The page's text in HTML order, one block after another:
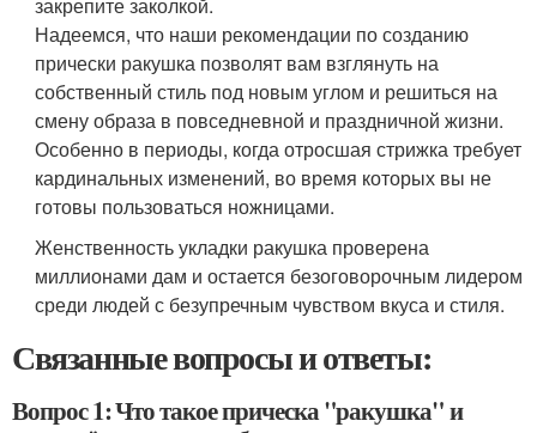
Надеемся, что наши рекомендации по созданию
прически ракушка позволят вам взглянуть на
собственный стиль под новым углом и решиться на
смену образа в повседневной и праздничной жизни.
Особенно в периоды, когда отросшая стрижка требует
кардинальных изменений, во время которых вы не
готовы пользоваться ножницами.
Женственность укладки ракушка проверена
миллионами дам и остается безоговорочным лидером
среди людей с безупречным чувством вкуса и стиля.
Связанные вопросы и ответы:
Вопрос 1: Что такое прическа "ракушка" и